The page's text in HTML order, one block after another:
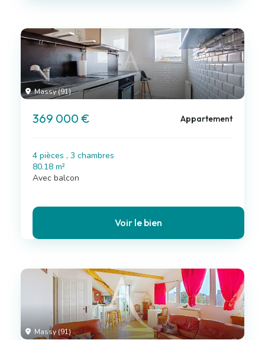
Massy (91)
369 000 € Appartement
4 pièces , 3 chambres
80.18 m²
Avec balcon
Voir le bien
Massy (91)